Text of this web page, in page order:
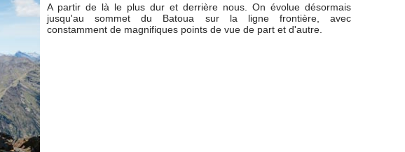
A partir de là le plus dur et derrière nous. On évolue désormais
jusqu'au sommet du Batoua sur la ligne frontière, avec
constamment de magnifiques points de vue de part et d'autre.